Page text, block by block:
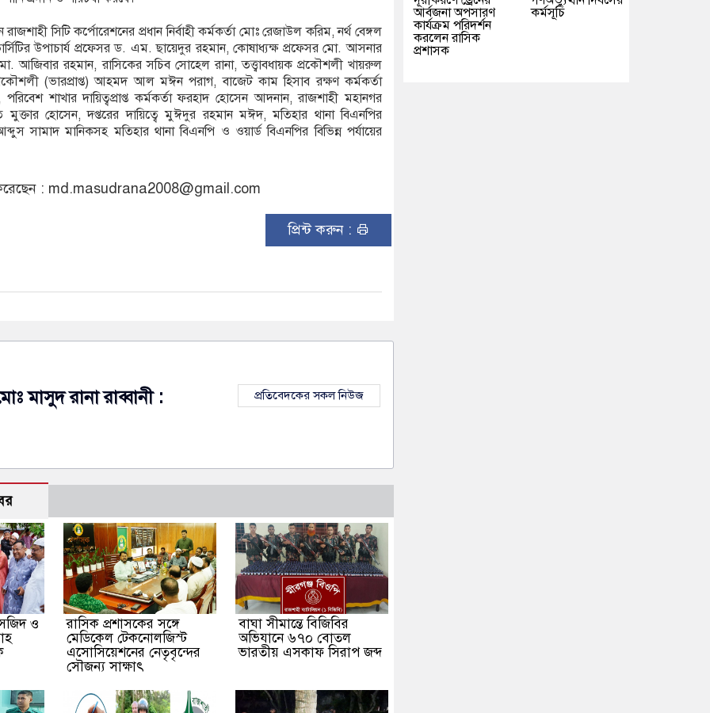
সিটি কর্পোরেশনের প্রধান নির্বাহী কর্মকর্তা মোঃ রেজাউল করিম, নর্থ বেঙ্গল
উপাচার্য প্রফেসর ড. এম. ছায়েদুর রহমান, কোষাধ্যক্ষ প্রফেসর মো. আসনার
মো. আজিবার রহমান, রাসিকের সচিব সোহেল রানা, তত্ত্বাবধায়ক প্রকৌশলী খায়রুল
(ভারপ্রাপ্ত) আহমদ আল মঈন পরাগ, বাজেট কাম হিসাব রক্ষণ কর্মকর্তা
শাখার দায়িত্বপ্রাপ্ত কর্মকর্তা ফরহাদ হোসেন আদনান, রাজশাহী মহানগর
মুক্তার হোসেন, দপ্তরের দায়িত্বে মুঈদুর রহমান মঈদ, মতিহার থানা বিএনপির
সামাদ মানিকসহ মতিহার থানা বিএনপি ও ওয়ার্ড বিএনপির বিভিন্ন পর্যায়ের
: md.masudrana2008@gmail.com
প্রিন্ট করুন :
মাসুদ রানা রাব্বানী : প্রতিবেদকের সকল নিউজ
ও
​রাসিক প্রশাসকের সঙ্গে
মেডিকেল টেকনোলজিস্ট
এসোসিয়েশনের নেতৃবৃন্দের
সৌজন্য সাক্ষাৎ
বাঘা সীমান্তে বিজিবির
অভিযানে ৬৭০ বোতল
ভারতীয় এসকাফ সিরাপ জব্দ
আর্বজনা অপসারণ
কার্যক্রম পরিদর্শন
করলেন রাসিক
প্রশাসক
কর্মসূচি